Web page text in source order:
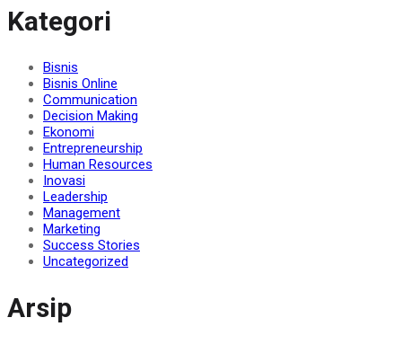
Kategori
Bisnis
Bisnis Online
Communication
Decision Making
Ekonomi
Entrepreneurship
Human Resources
Inovasi
Leadership
Management
Marketing
Success Stories
Uncategorized
Arsip